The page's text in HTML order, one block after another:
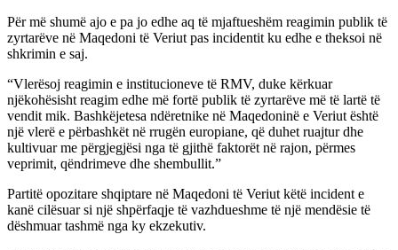
Për më shumë ajo e pa jo edhe aq të mjaftueshëm reagimin publik të
zyrtarëve në Maqedoni të Veriut pas incidentit ku edhe e theksoi në
shkrimin e saj.
“Vlerësoj reagimin e institucioneve të RMV, duke kërkuar
njëkohësisht reagim edhe më fortë publik të zyrtarëve më të lartë të
vendit mik. Bashkëjetesa ndëretnike në Maqedoninë e Veriut është
një vlerë e përbashkët në rrugën europiane, që duhet ruajtur dhe
kultivuar me përgjegjësi nga të gjithë faktorët në rajon, përmes
veprimit, qëndrimeve dhe shembullit.”
Partitë opozitare shqiptare në Maqedoni të Veriut këtë incident e
kanë cilësuar si një shpërfaqje të vazhdueshme të një mendësie të
dëshmuar tashmë nga ky ekzekutiv.